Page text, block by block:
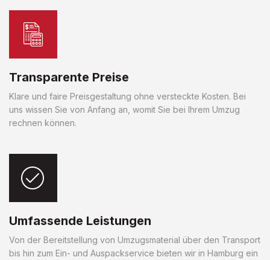
Transparente Preise
Klare und faire Preisgestaltung ohne versteckte Kosten. Bei
uns wissen Sie von Anfang an, womit Sie bei Ihrem Umzug
rechnen können.
Umfassende Leistungen
Von der Bereitstellung von Umzugsmaterial über den Transport
bis hin zum Ein- und Auspackservice bieten wir in Hamburg ein